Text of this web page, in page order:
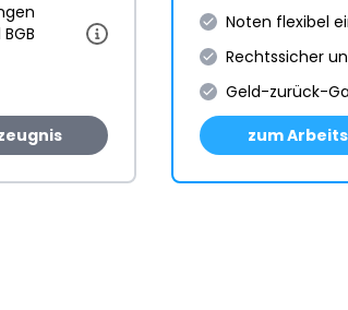
Noten flexibel
Rechtssicher
Geld-zurück-
zum